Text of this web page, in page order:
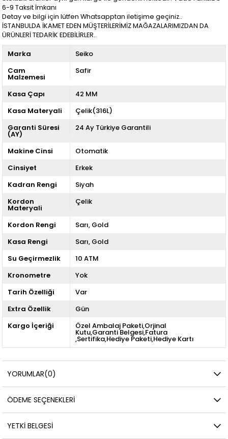
6-9 Taksit İmkanı
Detay ve bilgi için lütfen Whatsapptan iletişime geçiniz..
İSTANBULDA İKAMET EDEN MÜŞTERİLERİMİZ MAĞAZALARIMIZDAN DA
ÜRÜNLERİ TEDARİK EDEBİLİRLER..
Marka
Seiko
Cam
Malzemesi
Safir
Kasa Çapı
42 MM
Kasa Materyali
Çelik(316L)
Garanti Süresi
(AY)
24 Ay Türkiye Garantili
Makine Cinsi
Otomatik
Cinsiyet
Erkek
Kadran Rengi
Siyah
Kordon
Materyali
Çelik
Kordon Rengi Sarı Gold
Kasa Rengi
Sarı Gold
Su Geçirmezlik
10 ATM
Kronometre
Yok
Tarih Özelliği
Var
Extra Özellik
Gün
Kargo İçeriği
Özel Ambalaj Paketi,Orjinal
Kutu,Garanti Belgesi,Fatura
,Sertifika,Hediye Paketi,Hediye Kartı
YORUMLAR(0)
ÖDEME SEÇENEKLERI
YETKİ BELGESİ